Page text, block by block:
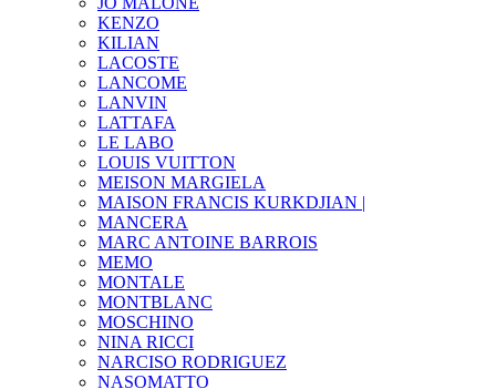
KENZO
KILIAN
LACOSTE
LANCOME
LANVIN
LATTAFA
LE LABO
LOUIS VUITTON
MEISON MARGIELA
MAISON FRANCIS KURKDJIAN |
MANCERA
MARC ANTOINE BARROIS
MEMO
MONTALE
MONTBLANC
MOSCHINO
NINA RICCI
NARCISO RODRIGUEZ
NASOMATTO